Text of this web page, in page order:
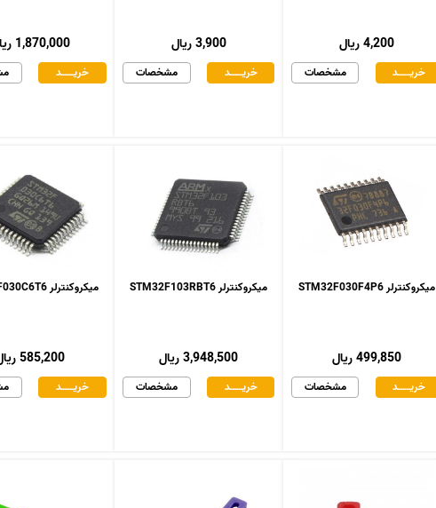
1,870,000 ریال
خریـــــــد
3,900 ریال
مشخصات خریـــــــد
4,200 ریال
مشخصات خریـــــــد
میکروکنترلر STM32F030C6T6
585,200 ریال
خریـــــــد
میکروکنترلر STM32F103RBT6
3,948,500 ریال
مشخصات خریـــــــد
میکروکنترلر STM32F030F4P6
499,850 ریال
مشخصات خریـــــــد